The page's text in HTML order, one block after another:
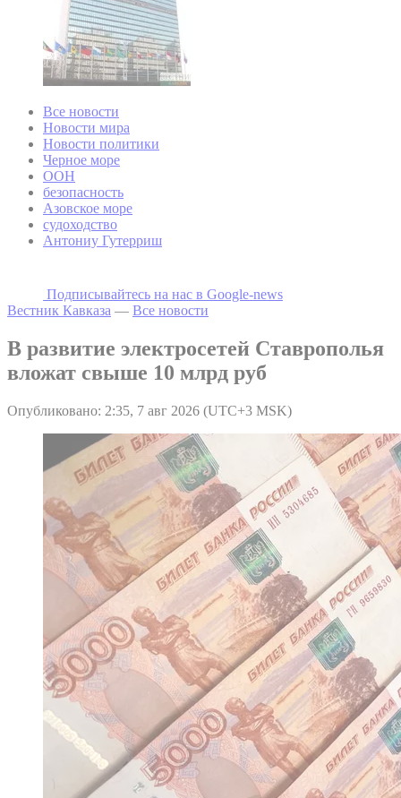
Все новости
Новости мира
Новости политики
Черное море
ООН
безопасность
Азовское море
судоходство
Антониу Гутерриш
Подписывайтесь на наc в Google-news
Вестник Кавказа — Все новости
В развитие электросетей Ставрополья
вложат свыше 10 млрд руб
Опубликовано: 2:35, 7 авг 2026 (UTC+3 MSK)